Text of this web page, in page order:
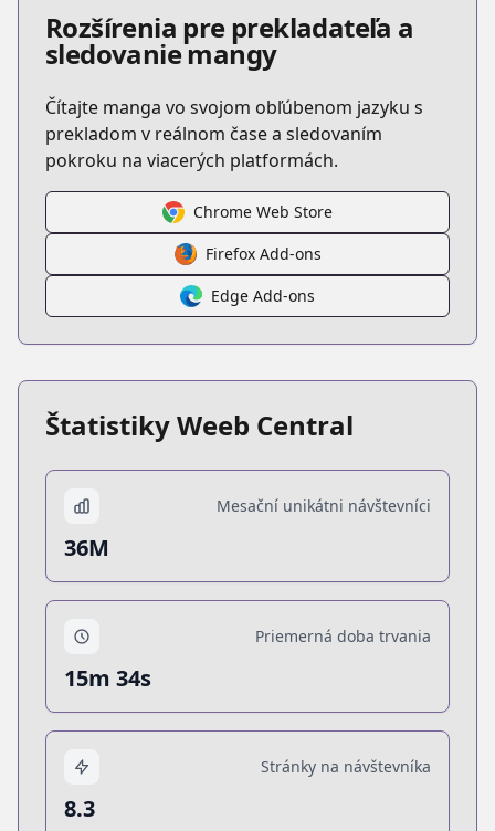
Rozšírenia pre prekladateľa a
sledovanie mangy
Čítajte manga vo svojom obľúbenom jazyku s
prekladom v reálnom čase a sledovaním
pokroku na viacerých platformách.
Chrome Web Store
Firefox Add-ons
Edge Add-ons
Štatistiky Weeb Central
Mesační unikátni návštevníci
36M
Priemerná doba trvania
15m 34s
Stránky na návštevníka
8.3